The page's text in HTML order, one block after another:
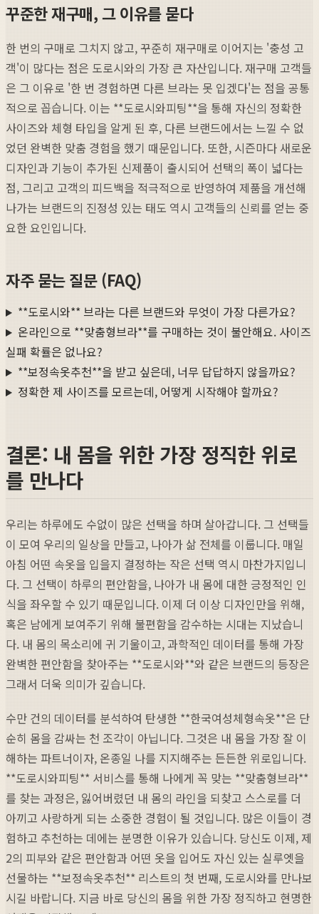
꾸준한 재구매, 그 이유를 묻다
한 번의 구매로 그치지 않고, 꾸준히 재구매로 이어지는 '충성 고
객'이 많다는 점은 도로시와의 가장 큰 자산입니다. 재구매 고객들
은 그 이유로 '한 번 경험하면 다른 브라는 못 입겠다'는 점을 공통
적으로 꼽습니다. 이는 **도로시와피팅**을 통해 자신의 정확한
사이즈와 체형 타입을 알게 된 후, 다른 브랜드에서는 느낄 수 없
었던 완벽한 맞춤 경험을 했기 때문입니다. 또한, 시즌마다 새로운
디자인과 기능이 추가된 신제품이 출시되어 선택의 폭이 넓다는
점, 그리고 고객의 피드백을 적극적으로 반영하여 제품을 개선해
나가는 브랜드의 진정성 있는 태도 역시 고객들의 신뢰를 얻는 중
요한 요인입니다.
자주 묻는 질문 (FAQ)
**도로시와** 브라는 다른 브랜드와 무엇이 가장 다른가요?
온라인으로 **맞춤형브라**를 구매하는 것이 불안해요. 사이즈
실패 확률은 없나요?
**보정속옷추천**을 받고 싶은데, 너무 답답하지 않을까요?
정확한 제 사이즈를 모르는데, 어떻게 시작해야 할까요?
결론: 내 몸을 위한 가장 정직한 위로
를 만나다
우리는 하루에도 수없이 많은 선택을 하며 살아갑니다. 그 선택들
이 모여 우리의 일상을 만들고, 나아가 삶 전체를 이룹니다. 매일
아침 어떤 속옷을 입을지 결정하는 작은 선택 역시 마찬가지입니
다. 그 선택이 하루의 편안함을, 나아가 내 몸에 대한 긍정적인 인
식을 좌우할 수 있기 때문입니다. 이제 더 이상 디자인만을 위해,
혹은 남에게 보여주기 위해 불편함을 감수하는 시대는 지났습니
다. 내 몸의 목소리에 귀 기울이고, 과학적인 데이터를 통해 가장
완벽한 편안함을 찾아주는 **도로시와**와 같은 브랜드의 등장은
그래서 더욱 의미가 깊습니다.
수만 건의 데이터를 분석하여 탄생한 **한국여성체형속옷**은 단
순히 몸을 감싸는 천 조각이 아닙니다. 그것은 내 몸을 가장 잘 이
해하는 파트너이자, 온종일 나를 지지해주는 든든한 위로입니다.
**도로시와피팅** 서비스를 통해 나에게 꼭 맞는 **맞춤형브라**
를 찾는 과정은, 잃어버렸던 내 몸의 라인을 되찾고 스스로를 더
아끼고 사랑하게 되는 소중한 경험이 될 것입니다. 많은 이들이 경
험하고 추천하는 데에는 분명한 이유가 있습니다. 당신도 이제, 제
2의 피부와 같은 편안함과 어떤 옷을 입어도 자신 있는 실루엣을
선물하는 **보정속옷추천** 리스트의 첫 번째, 도로시와를 만나보
시길 바랍니다. 지금 바로 당신의 몸을 위한 가장 정직하고 현명한